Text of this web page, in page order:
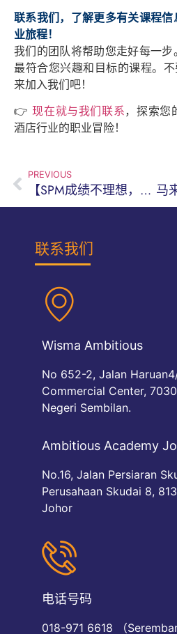
联系我们，了解更多有关课程
业旅程！
我们的团队将帮助您走好每一步
最符合您兴趣和目标的课程。
来加入我们吧！
👉现在就与我们联系，探索您
酒店行业的职业冒险！
PREVIOUS
【SPM成绩不理想，还有出路吗？】马来西亚学生如何靠国际文凭走向成功
联系我们
Wisma Ambitious
No 652-2, Jalan
Commercial Center,
Negeri Sembilan.
Ambitious Academy
No.16, Jalan Persiaran
Perusahaan Skudai 8,
Johor
电话号码
018-971 6618 （Seremban